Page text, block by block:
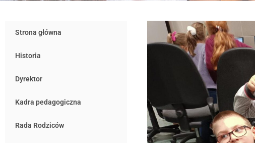
Strona główna
Historia
Dyrektor
Kadra pedagogiczna
Rada Rodziców